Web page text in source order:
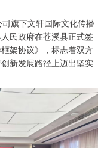
旗下文轩国际文化传播
民政府在苍溪县正式签
架协议》，标志着双方
新发展路径上迈出坚实